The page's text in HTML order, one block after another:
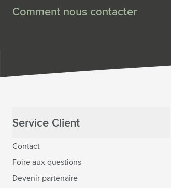
Comment nous contacter
Service Client
Contact
Foire aux questions
Devenir partenaire